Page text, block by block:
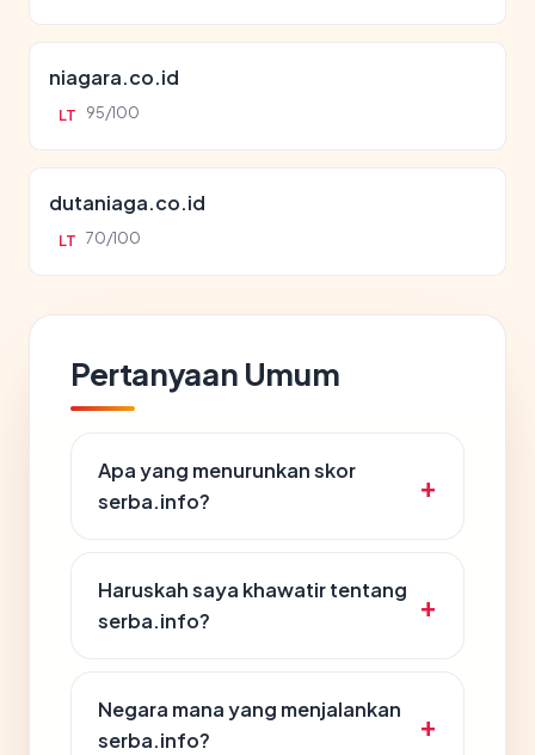
niagara.co.id
LT 95/100
dutaniaga.co.id
LT 70/100
Pertanyaan Umum
Apa yang menurunkan skor
serba.info?
Haruskah saya khawatir tentang
serba.info?
Negara mana yang menjalankan
serba.info?